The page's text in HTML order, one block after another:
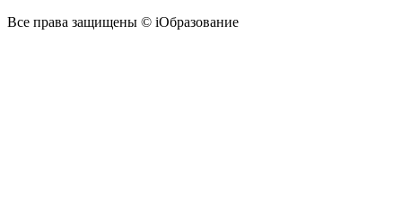
Все права защищены © iОбразование